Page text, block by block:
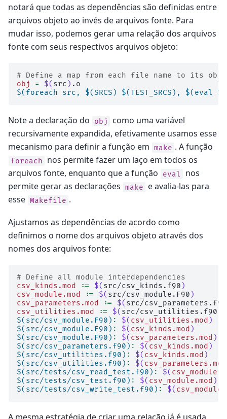
notará que todas as dependências são definidas entre
arquivos objeto ao invés de arquivos fonte. Para
mudar isso, podemos gerar uma relação dos arquivos
fonte com seus respectivos arquivos objeto:
# Define a map from each file name to its
obj
= $( src )
$(foreach src, $(SRCS) $(TEST_SRCS), $(eval
Note a declaração do obj
como uma variável
recursivamente expandida, efetivamente usamos esse
mecanismo para definir a função em make . A função
foreach
nos permite fazer um laço em todos os
arquivos fonte, enquanto que a função
eval
nos
permite gerar as declarações make
e avalia-las para
esse Makefile .
Ajustamos as dependências de acordo como
definimos o nome dos arquivos objeto através dos
nomes dos arquivos fonte:
# Define all module interdependencies
csv_kinds.mod
:= $( src/csv_kinds.f90 )
csv_module.mod
:= $( src/csv_module.F90 )
csv_parameters.mod
:= $( src/csv_parameters.f90
csv_utilities.mod
:= $( src/csv_utilities.f90
$(src/csv_module.F90) : $( csv_utilities.mod )
$(src/csv_module.F90) : $( csv_kinds.mod )
$(src/csv_module.F90) : $( csv_parameters.mod )
$(src/csv_parameters.f90) : $( csv_kinds.mod )
$(src/csv_utilities.f90) : $( csv_kinds.mod )
$(src/csv_utilities.f90) : $( csv_parameters.mod
$(src/tests/csv_read_test.f90) : $(
$(src/tests/csv_test.f90) : $( csv_module.mod )
$(src/tests/csv_write_test.f90) : $(